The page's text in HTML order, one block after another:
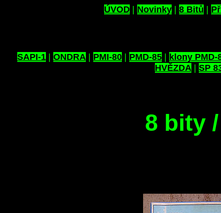
ÚVOD| Novinky| 8 Bitů
SAPI-1| ONDRA| PMI-80| PMD-85|
klony PMD-
HVĚZDA| SP
8 bity